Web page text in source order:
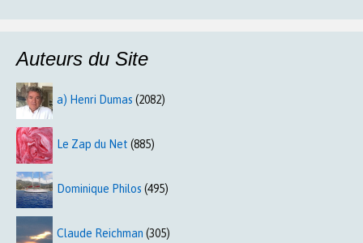
Auteurs du Site
a) Henri Dumas (2082)
Le Zap du Net (885)
Dominique Philos (495)
Claude Reichman (305)